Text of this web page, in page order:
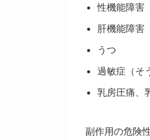
性機能障害
肝機能障害
うつ
過敏症（そ
乳房圧痛、
副作用の危険